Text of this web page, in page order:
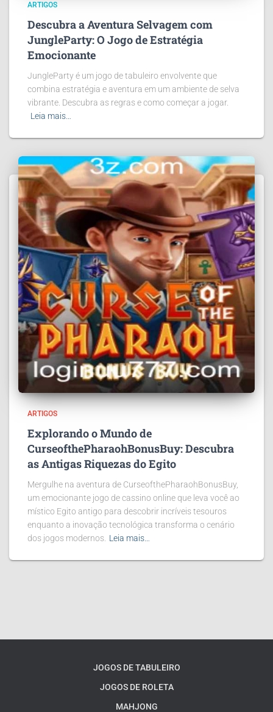
ARTIGOS
Descubra a Aventura Selvagem com
JungleParty: O Jogo de Estratégia
Emocionante
JungleParty é um jogo de tabuleiro envolvente que
combina estratégia e aventura em um ambiente de selva
vibrante. Descubra as regras e como começar a jogar.
Leia mais…
ARTIGOS
Explorando o Mundo de
CurseofthePharaohBonusBuy: Descubra
as Antigas Riquezas do Egito
Mergulhe na aventura de CurseofthePharaohBonusBuy,
um emocionante jogo de cassino online que leva você ao
místico Egito antigo para descobrir incríveis tesouros
enquanto a inovação tecnológica transforma o cenário
dos jogos modernos. Leia mais…
JOGOS DE TABULEIRO
JOGOS DE ROLETA
MAHJONG